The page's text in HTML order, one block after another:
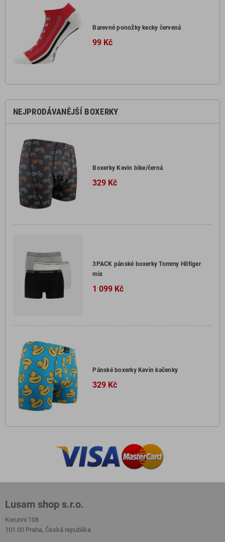
Barevné ponožky kecky červená
99 Kč
NEJPRODÁVANĚJŠÍ BOXERKY
Boxerky Kevin bike/černá
329 Kč
3PACK pánské boxerky Tommy Hilfiger
mix
1 099 Kč
Pánské boxerky Kevin kačenky
329 Kč
Lusam shop s.r.o.
Korunní 108
101 00 Praha, Česká republika